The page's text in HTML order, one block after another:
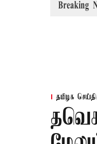
Breaking
தமிழக